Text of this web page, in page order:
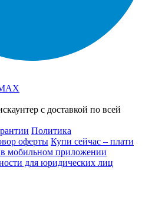
с доставкой по всей
Политика
оферты Купи сейчас – плати
в мобильном приложении
для юридических лиц